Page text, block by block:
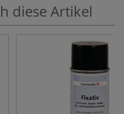
diese Artikel